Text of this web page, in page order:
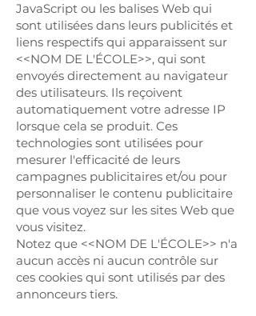
JavaScript ou les balises Web qui
sont utilisées dans leurs publicités et
liens respectifs qui apparaissent sur
<<NOM DE L'ÉCOLE>>, qui sont
envoyés directement au navigateur
des utilisateurs. Ils reçoivent
automatiquement votre adresse IP
lorsque cela se produit. Ces
technologies sont utilisées pour
mesurer l'efficacité de leurs
campagnes publicitaires et/ou pour
personnaliser le contenu publicitaire
que vous voyez sur les sites Web que
vous visitez.
Notez que <<NOM DE L'ÉCOLE>> n'a
aucun accès ni aucun contrôle sur
ces cookies qui sont utilisés par des
annonceurs tiers.